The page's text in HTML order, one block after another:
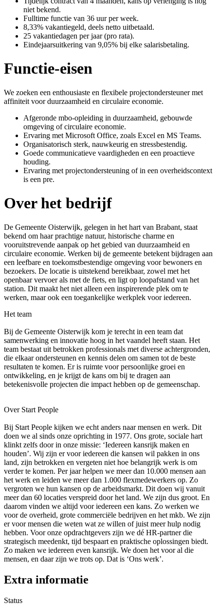
niet bekend.
Fulltime functie van 36 uur per week.
8,33% vakantiegeld, deels netto uitbetaald.
25 vakantiedagen per jaar (pro rata).
Eindejaarsuitkering van 9,05% bij elke salarisbetaling.
Functie-eisen
We zoeken een enthousiaste en flexibele projectondersteuner met
affiniteit voor duurzaamheid en circulaire economie.
Afgeronde mbo-opleiding in duurzaamheid, gebouwde
omgeving of circulaire economie.
Ervaring met Microsoft Office, zoals Excel en MS Teams.
Organisatorisch sterk, nauwkeurig en stressbestendig.
Goede communicatieve vaardigheden en een proactieve
houding.
Ervaring met projectondersteuning of in een overheidscontext
is een pre.
Over het bedrijf
De Gemeente Oisterwijk, gelegen in het hart van Brabant, staat
bekend om haar prachtige natuur, historische charme en
vooruitstrevende aanpak op het gebied van duurzaamheid en
circulaire economie. Werken bij de gemeente betekent bijdragen aan
een leefbare en toekomstbestendige omgeving voor bewoners en
bezoekers. De locatie is uitstekend bereikbaar, zowel met het
openbaar vervoer als met de fiets, en ligt op loopafstand van het
station. Dit maakt het niet alleen een inspirerende plek om te
werken, maar ook een toegankelijke werkplek voor iedereen.
Het team
Bij de Gemeente Oisterwijk kom je terecht in een team dat
samenwerking en innovatie hoog in het vaandel heeft staan. Het
team bestaat uit betrokken professionals met diverse achtergronden,
die elkaar ondersteunen en kennis delen om samen tot de beste
resultaten te komen. Er is ruimte voor persoonlijke groei en
ontwikkeling, en je krijgt de kans om bij te dragen aan
betekenisvolle projecten die impact hebben op de gemeenschap.
Over Start People
Bij Start People kijken we echt anders naar mensen en werk. Dit
doen we al sinds onze oprichting in 1977. Ons grote, sociale hart
klinkt zelfs door in onze missie: ‘Iedereen kansrijk maken en
houden’. Wij zijn er voor iedereen die kansen wil pakken in ons
land, zijn betrokken en vergeten niet hoe belangrijk werk is om
verder te komen. Per jaar helpen we meer dan 10.000 mensen aan
het werk en leiden we meer dan 1.000 flexmedewerkers op. Zo
vergroten we hun kansen op de arbeidsmarkt. Dit doen wij vanuit
meer dan 60 locaties verspreid door het land. We zijn dus groot. En
daarom vinden we altijd voor iedereen een kans. Zo werken we
voor de overheid, grote commerciële bedrijven en het mkb. We zijn
er voor mensen die weten wat ze willen of juist meer hulp nodig
hebben. Voor onze opdrachtgevers zijn we dé HR-partner die
strategisch meedenkt, tijd bespaart en praktische oplossingen biedt.
Zo maken we iedereen even kansrijk. We doen het voor al die
mensen, en daar zijn we trots op. Dat is ‘Ons werk’.
Extra informatie
Status